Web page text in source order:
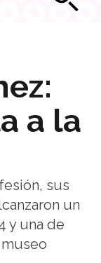
a la
sus
un
y una de